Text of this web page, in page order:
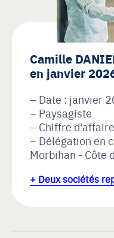
Camille
en janvier
Date : janvier
Paysagiste
Chiffre
Délégation en
Morbihan - Côte
+ Deux sociétés